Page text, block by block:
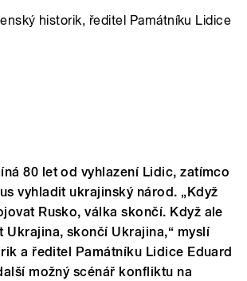
historik, ředitel Památníku Lidice
80 let od vyhlazení Lidic, zatímco
vyhladit ukrajinský národ. „Když
Rusko, válka skončí. Když ale
Ukrajina, skončí Ukrajina,“ myslí
a ředitel Památníku Lidice Eduard
možný scénář konfliktu na